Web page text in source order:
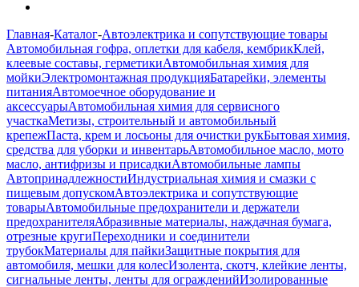
Главная-Каталог-Автоэлектрика и сопутствующие товары
Автомобильная гофра, оплетки для кабеля, кембрикКлей,
клеевые составы, герметикиАвтомобильная химия для
мойкиЭлектромонтажная продукцияБатарейки, элементы
питанияАвтомоечное оборудование и
аксессуарыАвтомобильная химия для сервисного
участкаМетизы, строительный и автомобильный
крепежПаста, крем и лосьоны для очистки рукБытовая химия,
средства для уборки и инвентарьАвтомобильное масло, мото
масло, антифризы и присадкиАвтомобильные лампы
АвтопринадлежностиИндустриальная химия и смазки с
пищевым допускомАвтоэлектрика и сопутствующие
товарыАвтомобильные предохранители и держатели
предохранителяАбразивные материалы, наждачная бумага,
отрезные кругиПереходники и соединители
трубокМатериалы для пайкиЗащитные покрытия для
автомобиля, мешки для колесИзолента, скотч, клейкие ленты,
сигнальные ленты, ленты для огражденийИзолированные